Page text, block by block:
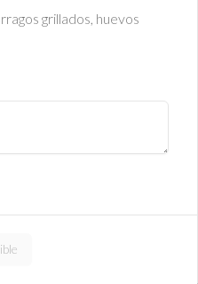
que Justo use cookies a fin
grillados, huevos